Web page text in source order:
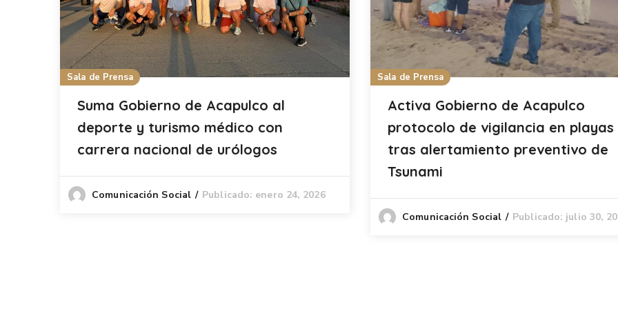
Sala de Prensa
Suma Gobierno de Acapulco al
deporte y turismo médico con
carrera nacional de urólogos
Comunicación Social Publicado: enero 24, 2026
Sala de Prensa
Activa Gobierno de Acapulco
protocolo de vigilancia en playas
tras alertamiento preventivo de
Tsunami
Comunicación Social Publicado: julio 30,